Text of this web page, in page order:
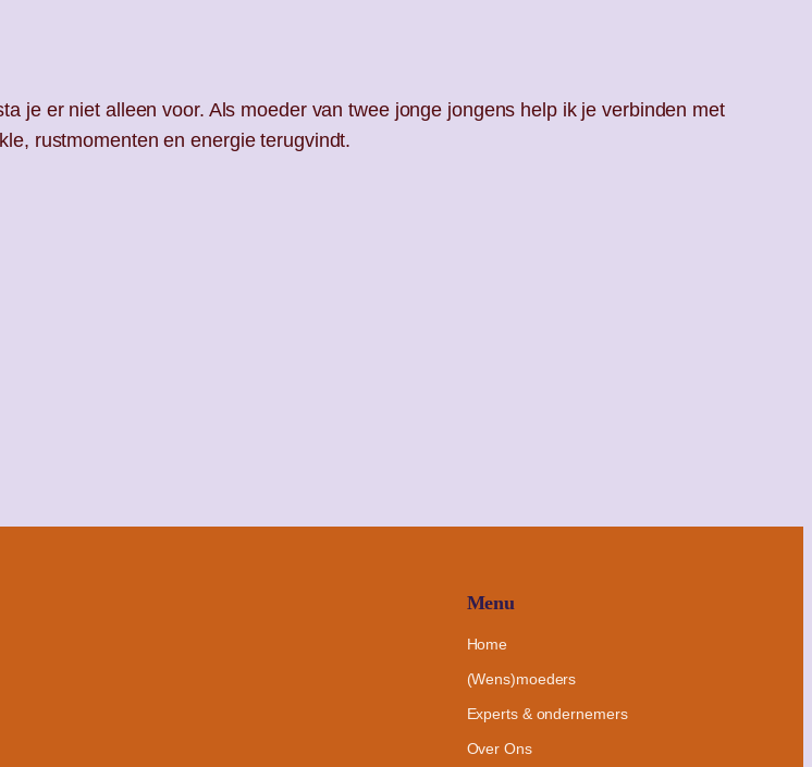
je er niet alleen voor. Als moeder van twee jonge jongens help ik je verbinden met
rustmomenten en energie terugvindt.
Menu
Home
(Wens)moeders
Experts & ondernemers
Over Ons